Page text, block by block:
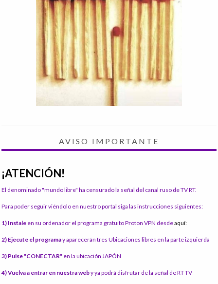
AVISO IMPORTANTE
¡ATENCIÓN!
El denominado "mundo libre" ha censurado la señal del canal ruso de TV RT.
Para poder seguir viéndolo en nuestro portal siga las instrucciones siguientes:
1) Instale en su ordenador el programa gratuito Proton VPN desdeaquí:
2) Ejecute el programay aparecerán tres Ubicaciones libres en la parte izquierda
3) Pulse "CONECTAR" en la ubicación JAPÓN
4) Vuelva a entrar en nuestra weby ya podrá disfrutar de la señal de RT TV